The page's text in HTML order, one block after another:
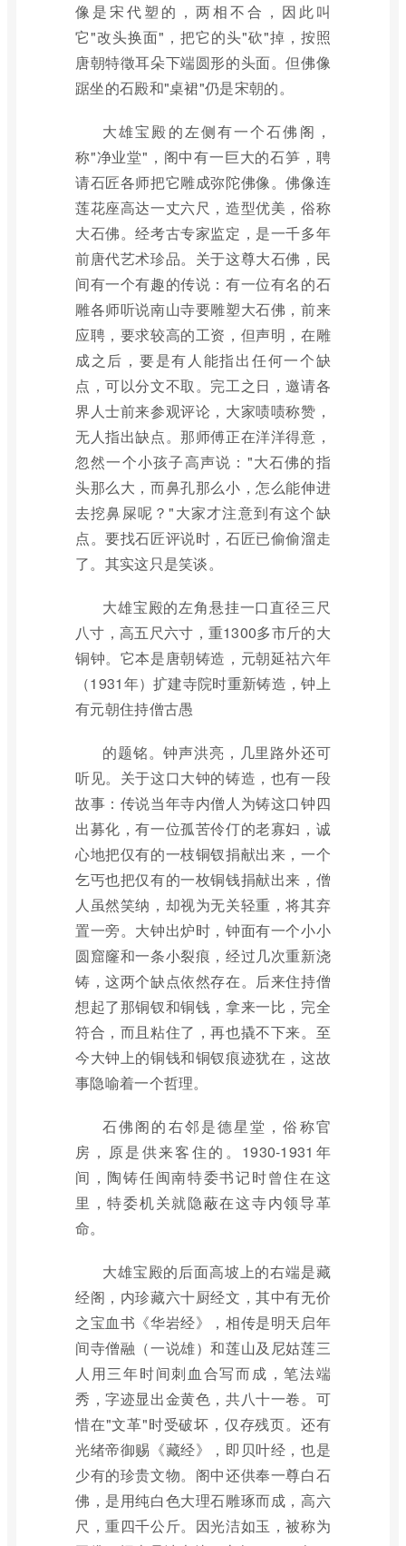
像是宋代塑的，两相不合，因此叫
它"改头换面"，把它的头"砍"掉，按照
唐朝特徵耳朵下端圆形的头面。但佛像
踞坐的石殿和"桌裙"仍是宋朝的。
大雄宝殿的左侧有一个石佛阁，
称"净业堂"，阁中有一巨大的石笋，聘
请石匠各师把它雕成弥陀佛像。佛像连
莲花座高达一丈六尺，造型优美，俗称
大石佛。经考古专家监定，是一千多年
前唐代艺术珍品。关于这尊大石佛，民
间有一个有趣的传说：有一位有名的石
雕各师听说南山寺要雕塑大石佛，前来
应聘，要求较高的工资，但声明，在雕
成之后，要是有人能指出任何一个缺
点，可以分文不取。完工之日，邀请各
界人士前来参观评论，大家啧啧称赞，
无人指出缺点。那师傅正在洋洋得意，
忽然一个小孩子高声说："大石佛的指
头那么大，而鼻孔那么小，怎么能伸进
去挖鼻屎呢？"大家才注意到有这个缺
点。要找石匠评说时，石匠已偷偷溜走
了。其实这只是笑谈。
大雄宝殿的左角悬挂一口直径三尺
八寸，高五尺六寸，重1300多市斤的大
铜钟。它本是唐朝铸造，元朝延祜六年
（1931年）扩建寺院时重新铸造，钟上
有元朝住持僧古愚
的题铭。钟声洪亮，几里路外还可
听见。关于这口大钟的铸造，也有一段
故事：传说当年寺内僧人为铸这口钟四
出募化，有一位孤苦伶仃的老寡妇，诚
心地把仅有的一枝铜钗捐献出来，一个
乞丐也把仅有的一枚铜钱捐献出来，僧
人虽然笑纳，却视为无关轻重，将其弃
置一旁。大钟出炉时，钟面有一个小小
圆窟窿和一条小裂痕，经过几次重新浇
铸，这两个缺点依然存在。后来住持僧
想起了那铜钗和铜钱，拿来一比，完全
符合，而且粘住了，再也撬不下来。至
今大钟上的铜钱和铜钗痕迹犹在，这故
事隐喻着一个哲理。
石佛阁的右邻是德星堂，俗称官
房，原是供来客住的。1930-1931年
间，陶铸任闽南特委书记时曾住在这
里，特委机关就隐蔽在这寺内领导革
命。
大雄宝殿的后面高坡上的右端是藏
经阁，内珍藏六十厨经文，其中有无价
之宝血书《华岩经》，相传是明天启年
间寺僧融（一说雄）和莲山及尼姑莲三
人用三年时间刺血合写而成，笔法端
秀，字迹显出金黄色，共八十一卷。可
惜在"文革"时受破坏，仅存残页。还有
光绪帝御赐《藏经》，即贝叶经，也是
少有的珍贵文物。阁中还供奉一尊白石
佛，是用纯白色大理石雕琢而成，高六
尺，重四千公斤。因光洁如玉，被称为